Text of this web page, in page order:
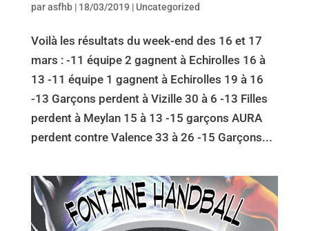
parasfhb| 18/03/2019 | Uncategorized
Voilà les résultats du week-end des 16 et 17
mars : -11 équipe 2 gagnent à Echirolles 16 à
13 -11 équipe 1 gagnent à Echirolles 19 à 16
-13 Garçons perdent à Vizille 30 à 6 -13 Filles
perdent à Meylan 15 à 13 -15 garçons AURA
perdent contre Valence 33 à 26 -15 Garçons...